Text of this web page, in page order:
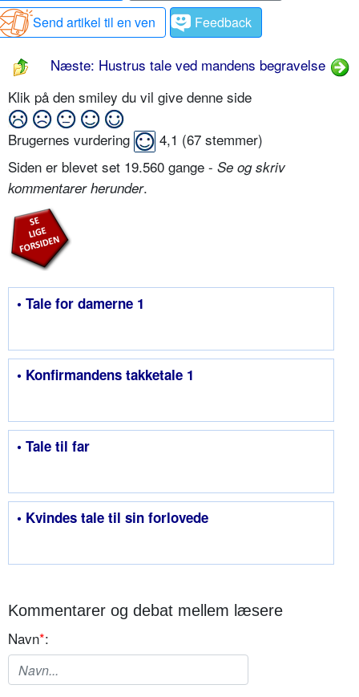
Send artikel til en ven
Feedback
Næste: Hustrus tale ved mandens begravelse
Klik på den smiley du vil give denne side
Brugernes vurdering 4,1 (67 stemmer)
Siden er blevet set 19.560 gange - Se og skriv
kommentarer herunder.
• Tale for damerne 1
• Konfirmandens takketale 1
• Tale til far
• Kvindes tale til sin forlovede
Kommentarer og debat mellem læsere
Navn*: